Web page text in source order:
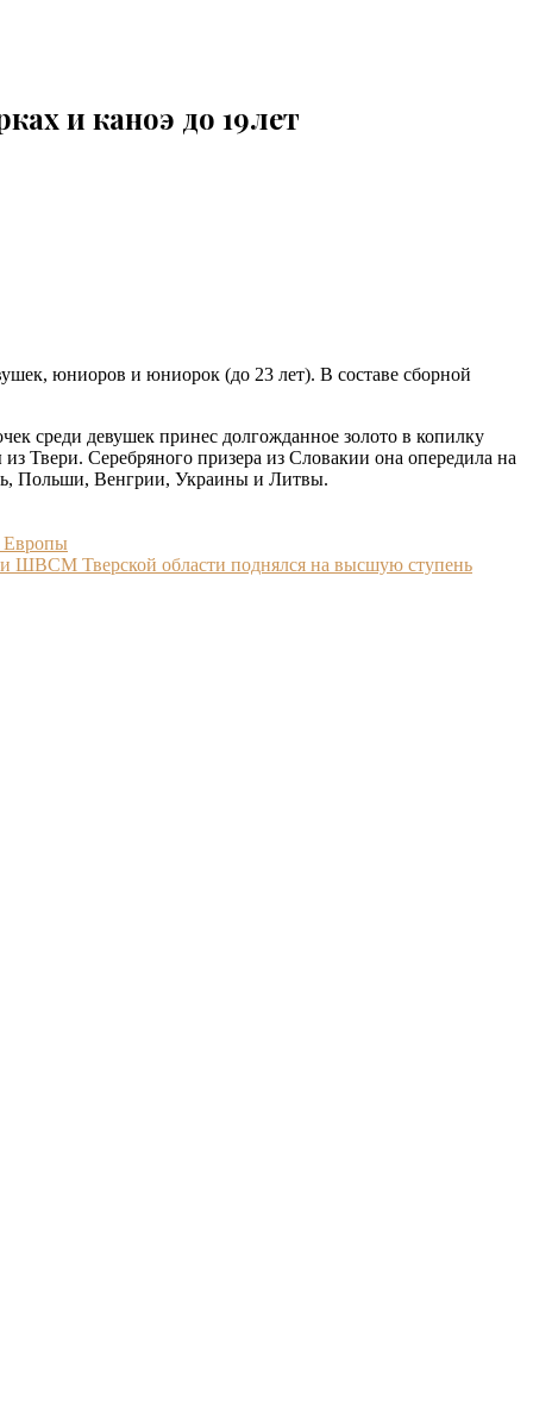
и каноэ до 19лет
юниоров и юниорок (до 23 лет). В составе сборной
среди девушек принес долгожданное золото в копилку
из Твери. Серебряного призера из Словакии она опередила на
Польши, Венгрии, Украины и Литвы.
Европы
ШВСМ Тверской области поднялся на высшую ступень